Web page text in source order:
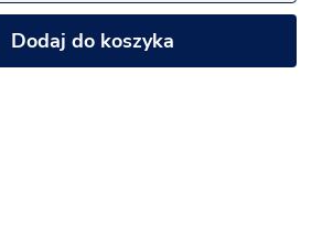
Dodaj do koszyka